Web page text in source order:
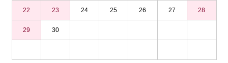
22 23 24 25 26 27 28
29 30